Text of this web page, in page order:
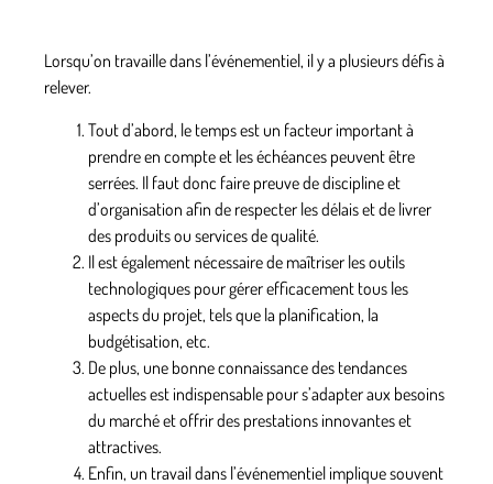
Lorsqu’on travaille dans l’événementiel, il y a plusieurs défis à
relever.
Tout d’abord, le temps est un facteur important à
prendre en compte et les échéances peuvent être
serrées. Il faut donc faire preuve de discipline et
d’organisation afin de respecter les délais et de livrer
des produits ou services de qualité.
Il est également nécessaire de maîtriser les outils
technologiques pour gérer efficacement tous les
aspects du projet, tels que la planification, la
budgétisation, etc.
De plus, une bonne connaissance des tendances
actuellesest indispensable pour s’adapter aux besoins
du marché et offrir des prestations innovantes et
attractives.
Enfin, un travail dans l’événementiel implique souvent